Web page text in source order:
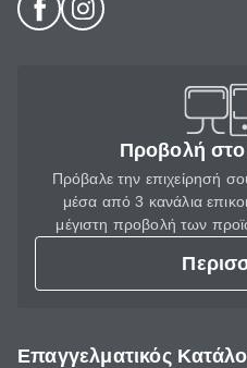
Προβολή
Πρόβαλε την επιχείρησή
μέσα από 3 κανάλια
μέγιστη προβολή των
Επαγγελματικός